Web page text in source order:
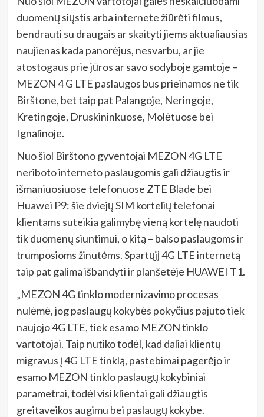
duomenų siųstis arba internete žiūrėti filmus,
bendrauti su draugais ar skaityti jiems aktualiausias
naujienas kada panorėjus, nesvarbu, ar jie
atostogaus prie jūros ar savo sodyboje gamtoje –
MEZON 4 G LTE paslaugos bus prieinamos ne tik
Birštone, bet taip pat Palangoje, Neringoje,
Kretingoje, Druskininkuose, Molėtuose bei
Ignalinoje.
Nuo šiol Birštono gyventojai MEZON 4G LTE
neriboto interneto paslaugomis gali džiaugtis ir
išmaniuosiuosetelefonuose ZTE Blade bei
Huawei P9: šie dviejų SIM kortelių telefonai
klientams suteikia galimybę vieną kortelę naudoti
tik duomenų siuntimui, o kitą – balso paslaugoms ir
trumposioms žinutėms. Spartųjį 4G LTE internetą
taip pat galima išbandyti ir planšetėje HUAWEI T1.
„MEZON 4G tinklo modernizavimo procesas
nulėmė, jog paslaugų kokybės pokyčius pajuto tiek
naujojo 4G LTE, tiek esamo MEZON tinklo
vartotojai. Taip nutiko todėl, kad daliai klientų
migravus į 4G LTE tinklą, pastebimai pagerėjo ir
esamo MEZON tinklo paslaugų kokybiniai
parametrai, todėl visi klientai gali džiaugtis
greitaveikos augimu bei paslaugų kokybe.